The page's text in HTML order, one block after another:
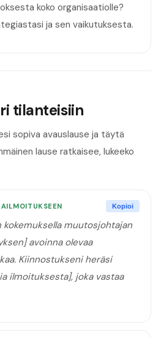
koko organisaatiolle?
ja sen vaikutuksesta.
tilanteisiin
sopiva avauslause ja täytä
lause ratkaisee, lukeeko
Kopioi
muutosjohtajan
avoinna olevaa
Kiinnostukseni heräsi
ilmoituksesta], joka vastaa